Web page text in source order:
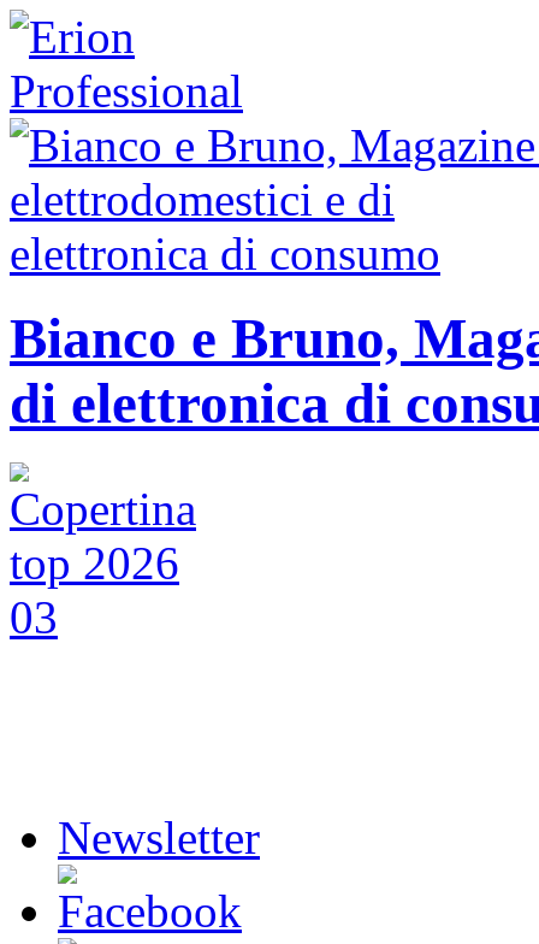
Bianco e Bruno,
di elettronica di
Newsletter